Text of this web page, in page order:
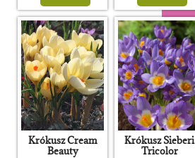
Krókusz Cream
Beauty
Krókusz Sieberi
Tricolor